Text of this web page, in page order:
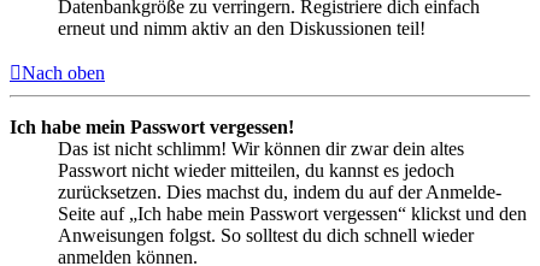
Datenbankgröße zu verringern. Registriere dich einfach
erneut und nimm aktiv an den Diskussionen teil!
Nach oben
Ich habe mein Passwort vergessen!
Das ist nicht schlimm! Wir können dir zwar dein altes
Passwort nicht wieder mitteilen, du kannst es jedoch
zurücksetzen. Dies machst du, indem du auf der Anmelde-
Seite auf „Ich habe mein Passwort vergessen“ klickst und den
Anweisungen folgst. So solltest du dich schnell wieder
anmelden können.